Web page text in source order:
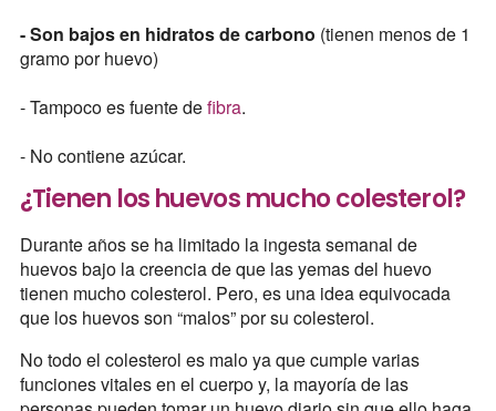
- Son bajos en hidratos de carbono (tienen menos de 1
gramo por huevo)
- Tampoco es fuente defibra.
- No contiene azúcar.
¿Tienen los huevos mucho colesterol?
Durante años se ha limitado la ingesta semanal de
huevos bajo la creencia de que las yemas del huevo
tienen mucho colesterol. Pero, es una idea equivocada
que los huevos son “malos” por su colesterol.
No todo el colesterol es malo ya que cumple varias
funciones vitales en el cuerpo y, la mayoría de las